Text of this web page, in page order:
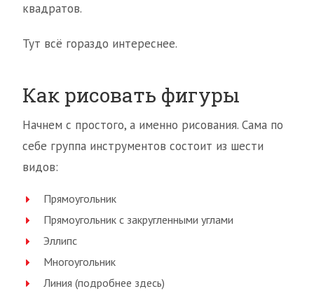
квадратов.
Тут всё гораздо интереснее.
Как рисовать фигуры
Начнем с простого, а именно рисования. Сама по
себе группа инструментов состоит из шести
видов:
Прямоугольник
Прямоугольник с закругленными углами
Эллипс
Многоугольник
Линия (подробнее здесь)